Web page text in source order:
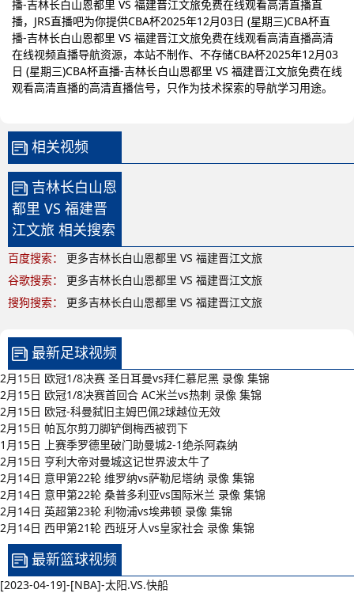
播-吉林长白山恩都里 VS 福建晋江文旅免费在线观看高清直播直
播，JRS直播吧为你提供CBA杯2025年12月03日 (星期三)CBA杯直
播-吉林长白山恩都里 VS 福建晋江文旅免费在线观看高清直播高清
在线视频直播导航资源，本站不制作、不存储CBA杯2025年12月03
日 (星期三)CBA杯直播-吉林长白山恩都里 VS 福建晋江文旅免费在线
观看高清直播的高清直播信号，只作为技术探索的导航学习用途。
相关视频
吉林长白山恩
都里 VS 福建晋
江文旅 相关搜索
百度搜索：
更多吉林长白山恩都里 VS 福建晋江文旅
谷歌搜索：
更多吉林长白山恩都里 VS 福建晋江文旅
搜狗搜索：
更多吉林长白山恩都里 VS 福建晋江文旅
最新足球视频
2月15日 欧冠1/8决赛 圣日耳曼vs拜仁慕尼黑 录像 集锦
2月15日 欧冠1/8决赛首回合 AC米兰vs热刺 录像 集锦
2月15日 欧冠-科曼弑旧主姆巴佩2球越位无效
2月15日 帕瓦尔剪刀脚铲倒梅西被罚下
1月15日 上赛季罗德里破门助曼城2-1绝杀阿森纳
2月15日 亨利大帝对曼城这记世界波太牛了
2月14日 意甲第22轮 维罗纳vs萨勒尼塔纳 录像 集锦
2月14日 意甲第22轮 桑普多利亚vs国际米兰 录像 集锦
2月14日 英超第23轮 利物浦vs埃弗顿 录像 集锦
2月14日 西甲第21轮 西班牙人vs皇家社会 录像 集锦
最新篮球视频
[2023-04-19]-[NBA]-太阳.VS.快船